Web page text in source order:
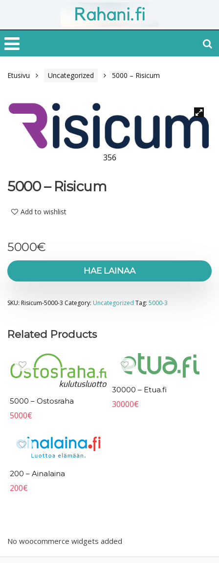
Etusivu Uncategorized 5000 – Risicum
356
5000 – Risicum
Add to wishlist
5000€
HAE LAINAA
SKU: Risicum-5000-3 Category: Uncategorized Tag: 5000-3
Related Products
5000 – Ostosraha
5000€
30000 – Etua.fi
30000€
200 – Ainalaina
200€
No woocommerce widgets added